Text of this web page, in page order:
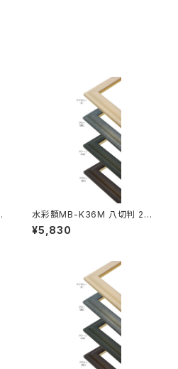
水彩額MB-K36M 八切判 241
×302ミリ
¥5,830